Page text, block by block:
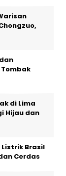
di Lima
Hijau dan
Listrik Brasil
Cerdas